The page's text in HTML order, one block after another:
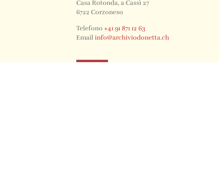
Casa Rotonda, a Cassì 27
6722 Corzoneso
Telefono+41 91 871 12 63
Emailinfo@archiviodonetta.ch